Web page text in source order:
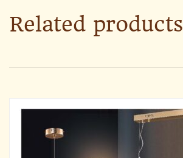
Related products